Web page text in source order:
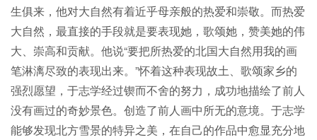
生俱来，他对大自然有着近乎母亲般的热爱和崇敬。而热爱
大自然，最直接的手段就是要表现她，歌颂她，赞美她的伟
大、崇高和贡献。他说“要把所热爱的北国大自然用我的画
笔淋漓尽致的表现出来。”怀着这种表现故土、歌颂家乡的
强烈愿望，于志学经过锲而不舍的努力，成功地描绘了前人
没有画过的奇妙景色。创造了前人画中所无的意境。于志学
能够发现北方雪景的特异之美，在自己的作品中愈显充分地